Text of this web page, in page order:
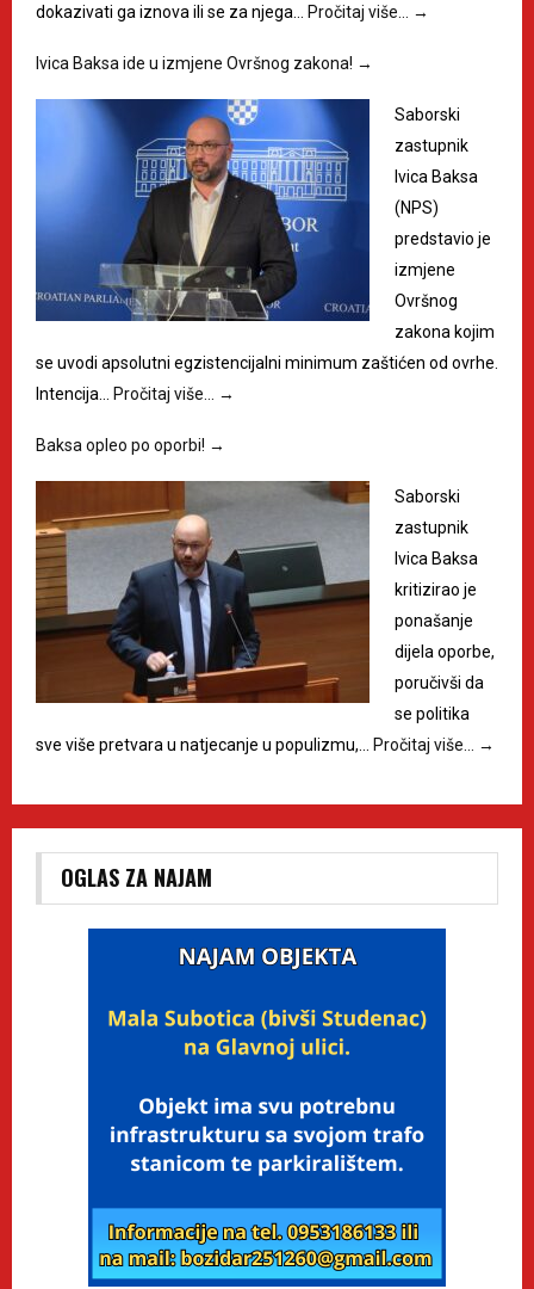
dokazivati ga iznova ili se za njega…
Pročitaj više… →
Ivica Baksa ide u izmjene Ovršnog zakona! →
Saborski
zastupnik
Ivica Baksa
(NPS)
predstavio je
izmjene
Ovršnog
zakona kojim
se uvodi apsolutni egzistencijalni minimum zaštićen od ovrhe.
Intencija…
Pročitaj više… →
Baksa opleo po oporbi! →
Saborski
zastupnik
Ivica Baksa
kritizirao je
ponašanje
dijela oporbe,
poručivši da
se politika
sve više pretvara u natjecanje u populizmu,…
Pročitaj više… →
OGLAS ZA NAJAM